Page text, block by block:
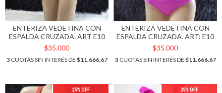
ENTERIZA VEDETINA CON
ESPALDA CRUZADA. ART E10
$35.000
3CUOTAS SIN INTERÉS DE $11.666,67
ENTERIZA VEDETINA CON
ESPALDA CRUZADA. ART: E10
$35.000
3CUOTAS SIN INTERÉS DE $11.666,67
25% OFF 25% OFF